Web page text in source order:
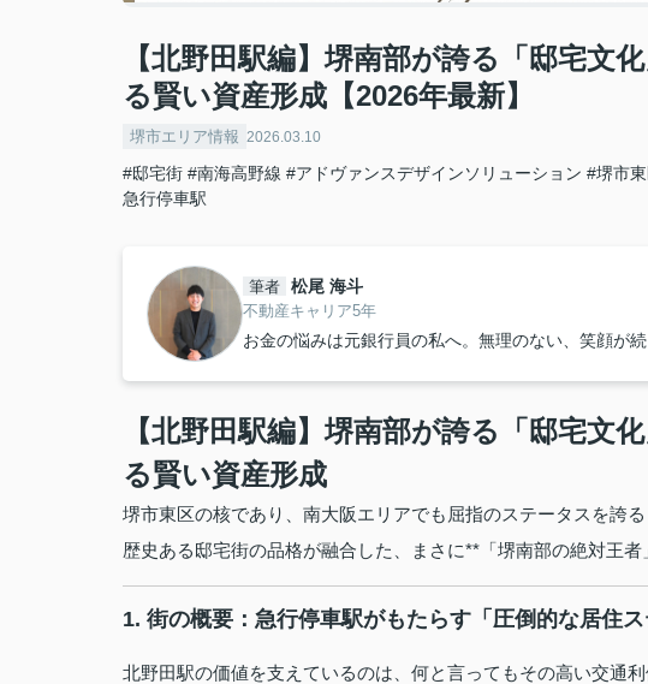
【北野田駅編】堺南部が誇る「邸宅文
る賢い資産形成【2026年最新】
堺市エリア情報 2026.03.10
#邸宅街 #南海高野線 #アドヴァンスデザインソリューション #堺市
急行停車駅
筆者 松尾 海斗
不動産キャリア5年
お金の悩みは元銀行員の私へ。無理のない、笑顔が続
【北野田駅編】堺南部が誇る「邸宅文
る賢い資産形成
堺市東区の核であり、南大阪エリアでも屈指のステータスを誇
歴史ある邸宅街の品格が融合した、まさに**「堺南部の絶対王
1. 街の概要：急行停車駅がもたらす「圧倒的な居住ス
北野田駅の価値を支えているのは、何と言ってもその高い交通利